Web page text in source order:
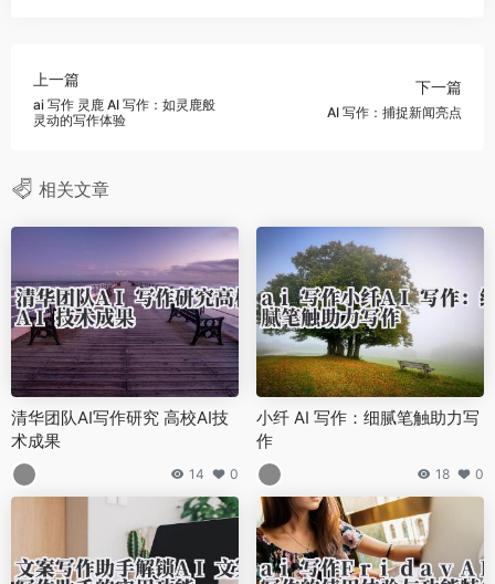
上一篇
ai 写作 灵鹿 AI 写作：如灵鹿般
灵动的写作体验
下一篇
AI 写作：捕捉新闻亮点
相关文章
清华团队AI写作研究 高校AI技
术成果
14 0
小纤 AI 写作：细腻笔触助力写
作
18 0